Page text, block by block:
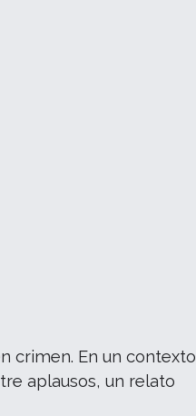
crimen. En un contexto
aplausos, un relato